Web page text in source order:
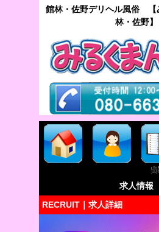
館林・佐野デリヘル風俗 【
林・佐野】
求人情報
RECRUIT｜求人詳細